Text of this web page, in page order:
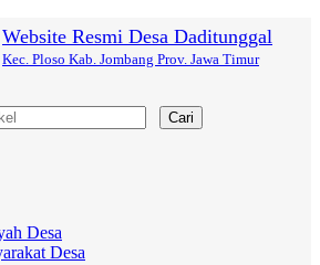
Website Resmi Desa Daditunggal
Kec. Ploso Kab. Jombang Prov. Jawa Timur
Cari
Desa
Desa